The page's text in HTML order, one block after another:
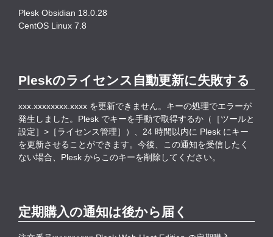
Plesk Obsidian 18.0.28
CentOS Linux 7.8
Pleskのライセンス自動更新に失敗する
xxx.xxxxxxxx.xxxx を更新できません。キーの処理でエラーが
発生しました。Plesk でキーを手動で取得するか（［ツールと
設定］>［ライセンス管理］）、24 時間以内に Plesk にキー
を更新させることができます。今後、この通知を受信したく
ない場合、Plesk からこのキーを削除してください。
定期購入の通知は後から届く